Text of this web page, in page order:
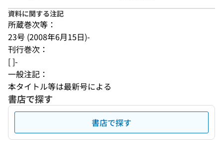
資料に関する注記
所蔵巻次等：
23号 (2008年6月15日)-
刊行巻次：
[ ]-
一般注記：
本タイトル等は最新号による
書店で探す
書店で探す